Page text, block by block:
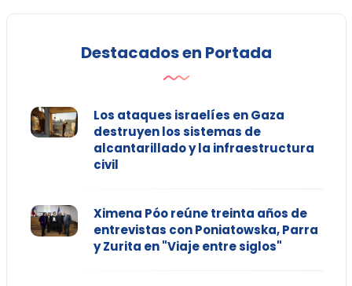
Destacados en Portada
Los ataques israelíes en Gaza
destruyen los sistemas de
alcantarillado y la infraestructura
civil
Ximena Póo reúne treinta años de
entrevistas con Poniatowska, Parra
y Zurita en "Viaje entre siglos"